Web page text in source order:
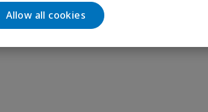
Allow all cookies